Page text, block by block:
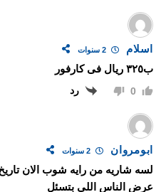
اسلام
ب٣٢٥ ريال فى كارفور
0 رد
ابومروان
عرض الناس اللي بتسئل